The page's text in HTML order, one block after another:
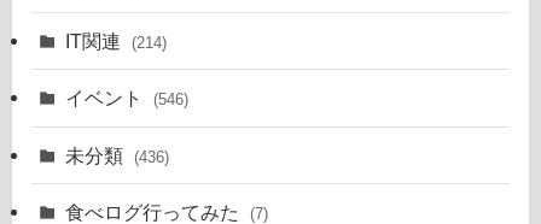
IT関連 (214)
イベント (546)
未分類 (436)
食べログ行ってみた (7)